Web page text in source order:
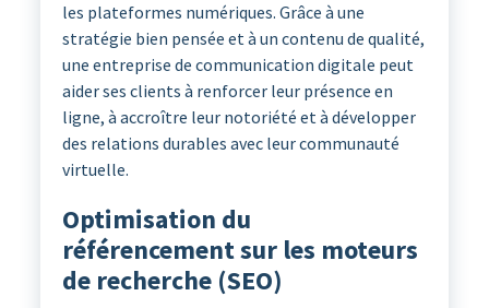
les plateformes numériques. Grâce à une
stratégie bien pensée et à un contenu de qualité,
une entreprise de communication digitale peut
aider ses clients à renforcer leur présence en
ligne, à accroître leur notoriété et à développer
des relations durables avec leur communauté
virtuelle.
Optimisation du
référencement sur les moteurs
de recherche (SEO)